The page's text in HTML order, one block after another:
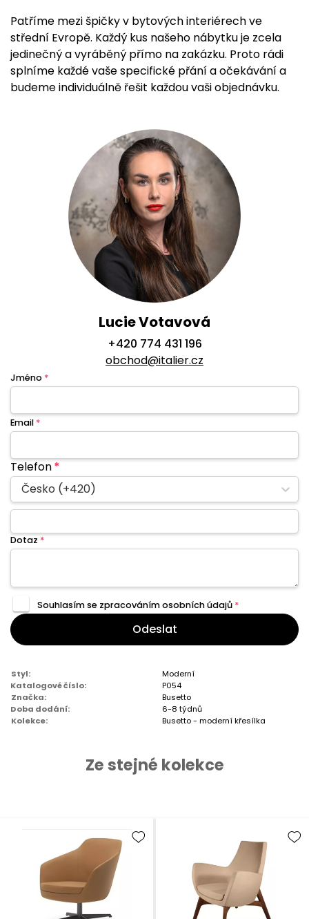
Patříme mezi špičky v bytových interiérech ve
střední Evropě. Každý kus našeho nábytku je zcela
jedinečný a vyráběný přímo na zakázku. Proto rádi
splníme každé vaše specifické přání a očekávání a
budeme individuálně řešit každou vaši objednávku.
Lucie Votavová
+420 774 431 196
obchod@italier.cz
Jméno *
Email *
Telefon*
Česko (+420)
Dotaz *
Souhlasím se zpracovánímosobních údajů *
Odeslat
Styl:
Moderní
Katalogové číslo:
P054
Značka:
Busetto
Doba dodání:
6-8 týdnů
Kolekce:
Busetto - moderní křesílka
Ze stejné kolekce